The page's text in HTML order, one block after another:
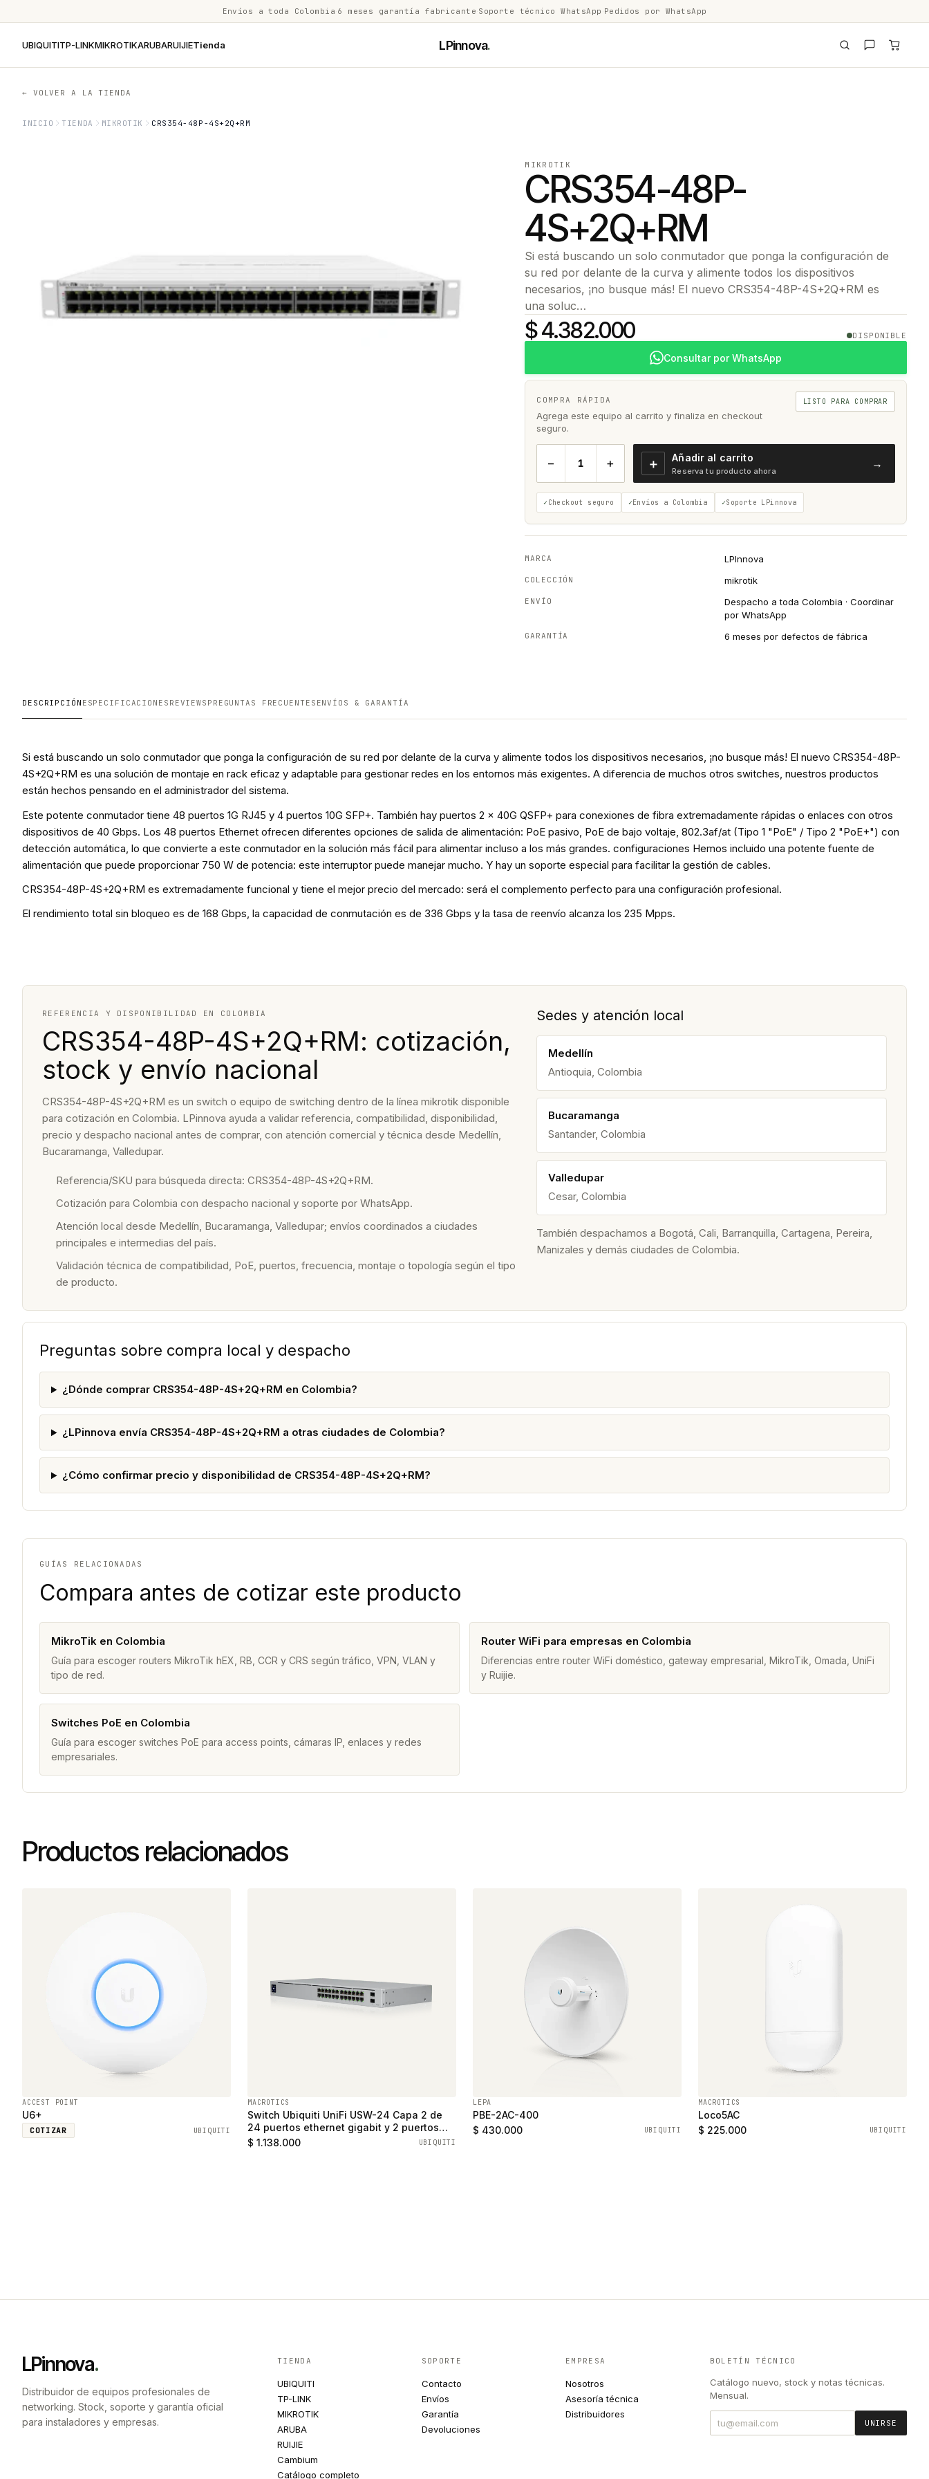
Envíos a toda Colombia 6 meses garantía fabricante Soporte técnico WhatsApp Pedidos por WhatsApp
UBIQUITITP-LINKMIKROTIKARUBARUIJIETienda LPinnova.
← VOLVER A LA TIENDA
INICIO TIENDA MIKROTIK CRS354-48P-4S+2Q+RM
MIKROTIK
CRS354-48P-
4S+2Q+RM
Si está buscando un solo conmutador que ponga la configuración de
su red por delante de la curva y alimente todos los dispositivos
necesarios, ¡no busque más! El nuevo CRS354-48P-4S+2Q+RM es
una soluc…
$ 4.382.000 DISPONIBLE
Consultar por WhatsApp
COMPRA RÁPIDA
Agrega este equipo al carrito y finaliza en checkout
seguro.
LISTO PARA COMPRAR
− + ＋ Añadir al carrito
Reserva tu producto ahora
→
Checkout seguro Envíos a Colombia Soporte LPinnova
MARCA LPInnova
COLECCIÓN mikrotik
ENVÍO
Despacho a toda Colombia · Coordinar
por WhatsApp
GARANTÍA 6 meses por defectos de fábrica
DESCRIPCIÓN ESPECIFICACIONES REVIEWS PREGUNTAS FRECUENTES ENVÍOS & GARANTÍA
Si está buscando un solo conmutador que ponga la configuración de su red por delante de la curva y alimente todos los dispositivos necesarios, ¡no busque más! El nuevo CRS354-48P-
4S+2Q+RM es una solución de montaje en rack eficaz y adaptable para gestionar redes en los entornos más exigentes. A diferencia de muchos otros switches, nuestros productos
están hechos pensando en el administrador del sistema.
Este potente conmutador tiene 48 puertos 1G RJ45 y 4 puertos 10G SFP+. También hay puertos 2 x 40G QSFP+ para conexiones de fibra extremadamente rápidas o enlaces con otros
dispositivos de 40 Gbps. Los 48 puertos Ethernet ofrecen diferentes opciones de salida de alimentación: PoE pasivo, PoE de bajo voltaje, 802.3af/at (Tipo 1 "PoE" / Tipo 2 "PoE+") con
detección automática, lo que convierte a este conmutador en la solución más fácil para alimentar incluso a los más grandes. configuraciones Hemos incluido una potente fuente de
alimentación que puede proporcionar 750 W de potencia: este interruptor puede manejar mucho. Y hay un soporte especial para facilitar la gestión de cables.
CRS354-48P-4S+2Q+RM es extremadamente funcional y tiene el mejor precio del mercado: será el complemento perfecto para una configuración profesional.
El rendimiento total sin bloqueo es de 168 Gbps, la capacidad de conmutación es de 336 Gbps y la tasa de reenvío alcanza los 235 Mpps.
REFERENCIA Y DISPONIBILIDAD EN COLOMBIA
CRS354-48P-4S+2Q+RM: cotización,
stock y envío nacional
CRS354-48P-4S+2Q+RM es un switch o equipo de switching dentro de la línea mikrotik disponible
para cotización en Colombia. LPinnova ayuda a validar referencia, compatibilidad, disponibilidad,
precio y despacho nacional antes de comprar, con atención comercial y técnica desde Medellín,
Bucaramanga, Valledupar.
Referencia/SKU para búsqueda directa: CRS354-48P-4S+2Q+RM.
Cotización para Colombia con despacho nacional y soporte por WhatsApp.
Atención local desde Medellín, Bucaramanga, Valledupar; envíos coordinados a ciudades
principales e intermedias del país.
Validación técnica de compatibilidad, PoE, puertos, frecuencia, montaje o topología según el tipo
de producto.
Sedes y atención local
Medellín
Antioquia, Colombia
Bucaramanga
Santander, Colombia
Valledupar
Cesar, Colombia
También despachamos a Bogotá, Cali, Barranquilla, Cartagena, Pereira,
Manizales y demás ciudades de Colombia.
Preguntas sobre compra local y despacho
¿Dónde comprar CRS354-48P-4S+2Q+RM en Colombia?
¿LPinnova envía CRS354-48P-4S+2Q+RM a otras ciudades de Colombia?
¿Cómo confirmar precio y disponibilidad de CRS354-48P-4S+2Q+RM?
GUÍAS RELACIONADAS
Compara antes de cotizar este producto
MikroTik en Colombia
Guía para escoger routers MikroTik hEX, RB, CCR y CRS según tráfico, VPN, VLAN y
tipo de red.
Router WiFi para empresas en Colombia
Diferencias entre router WiFi doméstico, gateway empresarial, MikroTik, Omada, UniFi
y Ruijie.
Switches PoE en Colombia
Guía para escoger switches PoE para access points, cámaras IP, enlaces y redes
empresariales.
Productos relacionados
ACCEST POINT
U6+
COTIZAR UBIQUITI
MACROTICS
Switch Ubiquiti UniFi USW-24 Capa 2 de
24 puertos ethernet gigabit y 2 puertos
SFP
$ 1.138.000 UBIQUITI
LEPA
PBE-2AC-400
$ 430.000
UBIQUITI
MACROTICS
Loco5AC
$ 225.000
UBIQUITI
LPinnova.
Distribuidor de equipos profesionales de
networking. Stock, soporte y garantía oficial
para instaladores y empresas.
TIENDA
UBIQUITI
TP-LINK
MIKROTIK
ARUBA
RUIJIE
Cambium
Catálogo completo
SOPORTE
Contacto
Envíos
Garantía
Devoluciones
EMPRESA
Nosotros
Asesoría técnica
Distribuidores
BOLETÍN TÉCNICO
Catálogo nuevo, stock y notas técnicas.
Mensual.
UNIRSE